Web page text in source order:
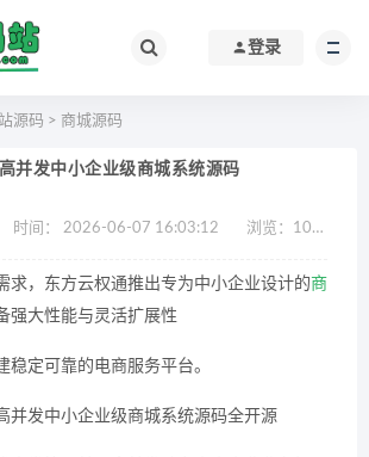
登录
源码 > 商城源码
并发中小企业级商城系统源码
时间： 2026-06-07 16:03:12 浏览： 1030
求，东方云权通推出专为中小企业设计的商
强大性能与灵活扩展性
稳定可靠的电商服务平台。
并发中小企业级商城系统源码全开源